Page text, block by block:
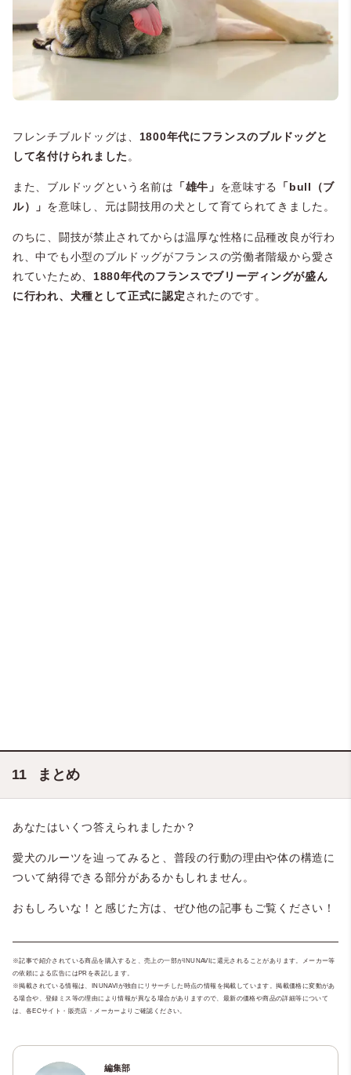
フレンチブルドッグは、 1800年代にフランスのブルドッグと
して名付けられました 。
また、ブルドッグという名前は 「雄牛」 を意味する
「bull（ブ
ル）」 を意味し、元は闘技用の犬として育てられてきました。
のちに、闘技が禁止されてからは温厚な性格に品種改良が行わ
れ、中でも小型のブルドッグがフランスの労働者階級から愛さ
れていたため、 1880年代のフランスでブリーディングが盛ん
に行われ、犬種として正式に認定されたのです。
まとめ
あなたはいくつ答えられましたか？
愛犬のルーツを辿ってみると、普段の行動の理由や体の構造に
ついて納得できる部分があるかもしれません。
おもしろいな！と感じた方は、ぜひ他の記事もご覧ください！
※記事で紹介されている商品を購入すると、売上の一部がINUNAVIに還元されることがあります。メーカー等
の依頼による広告にはPRを表記します。
※掲載されている情報は、INUNAVIが独自にリサーチした時点の情報を掲載しています。掲載価格に変動があ
る場合や、登録ミス等の理由により情報が異なる場合がありますので、最新の価格や商品の詳細等について
は、各ECサイト・販売店・メーカーよりご確認ください。
編集部